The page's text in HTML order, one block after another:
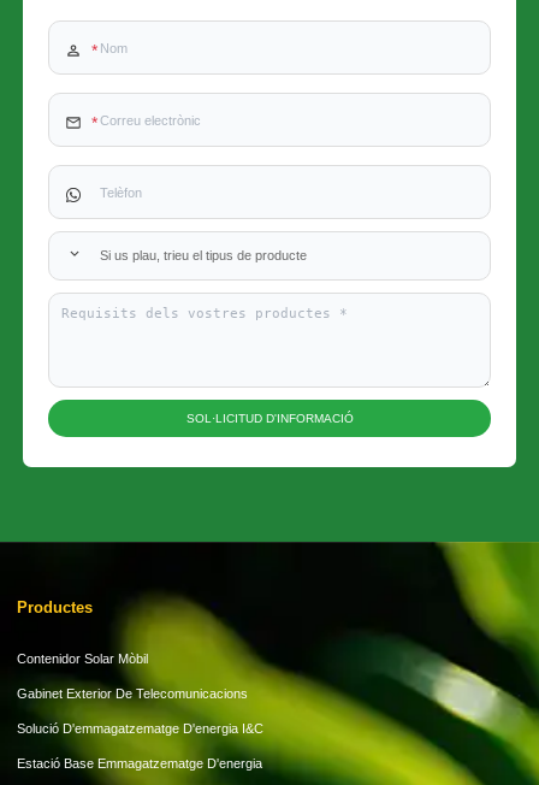
Si us plau, trieu el tipus de producte
SOL·LICITUD D'INFORMACIÓ
Productes
Contenidor Solar Mòbil
Gabinet Exterior De Telecomunicacions
Solució D'emmagatzematge D'energia I&C
Estació Base Emmagatzematge D'energia